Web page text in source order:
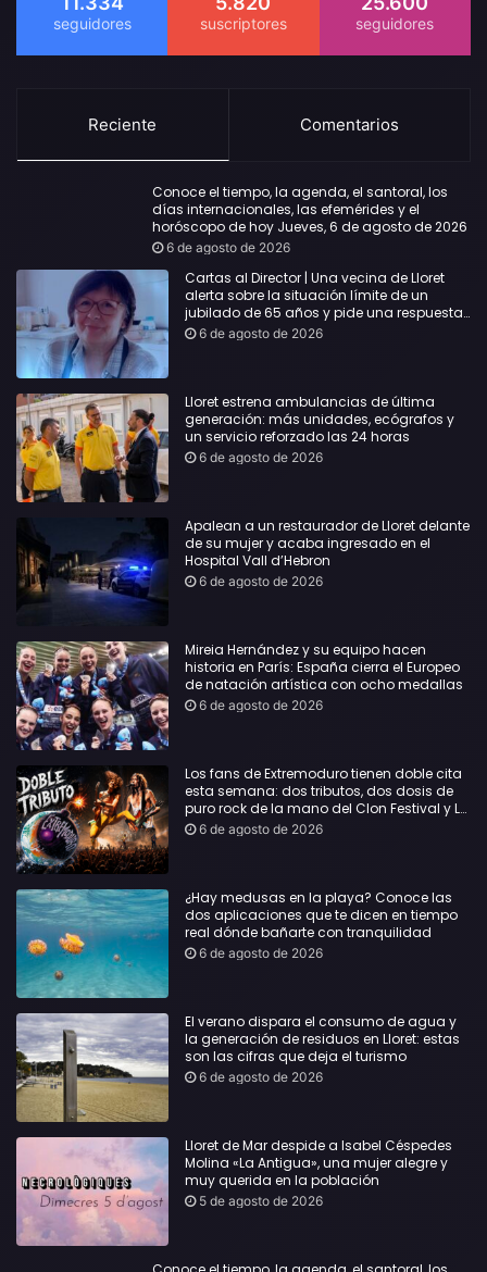
Reciente Comentarios
Conoce el tiempo, la agenda, el santoral, los
días internacionales, las efemérides y el
horóscopo de hoy Jueves, 6 de agosto de 2026
6 de agosto de 2026
Cartas al Director | Una vecina de Lloret
alerta sobre la situación límite de un
jubilado de 65 años y pide una respuesta
urgente
6 de agosto de 2026
Lloret estrena ambulancias de última
generación: más unidades, ecógrafos y
un servicio reforzado las 24 horas
6 de agosto de 2026
Apalean a un restaurador de Lloret delante
de su mujer y acaba ingresado en el
Hospital Vall d’Hebron
6 de agosto de 2026
Mireia Hernández y su equipo hacen
historia en París: España cierra el Europeo
de natación artística con ocho medallas
6 de agosto de 2026
Los fans de Extremoduro tienen doble cita
esta semana: dos tributos, dos dosis de
puro rock de la mano del Clon Festival y La
Jarana
6 de agosto de 2026
¿Hay medusas en la playa? Conoce las
dos aplicaciones que te dicen en tiempo
real dónde bañarte con tranquilidad
6 de agosto de 2026
El verano dispara el consumo de agua y
la generación de residuos en Lloret: estas
son las cifras que deja el turismo
6 de agosto de 2026
Lloret de Mar despide a Isabel Céspedes
Molina «La Antigua», una mujer alegre y
muy querida en la población
5 de agosto de 2026